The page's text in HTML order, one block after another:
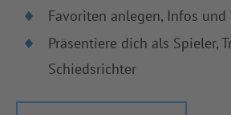
Favoriten anlegen, Infos
Präsentiere dich als Spieler,
Schiedsrichter